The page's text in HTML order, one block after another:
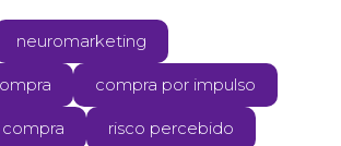
neuromarketing
compra por impulso
risco percebido